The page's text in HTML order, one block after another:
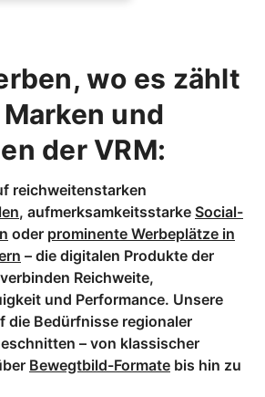
wo es zählt
und
der VRM:
reichweitenstarken
, aufmerksamkeitsstarke Social-
oder prominente Werbeplätze in
– die digitalen Produkte der
Reichweite,
und Performance. Unsere
die Bedürfnisse regionaler
– von klassischer
Bewegtbild-Formate bis hin zu